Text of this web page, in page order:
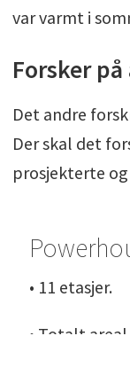
var varmt i
Forsker
Det andre
Der skal det
prosjekterte
• 11 etasjer.
• Totalt